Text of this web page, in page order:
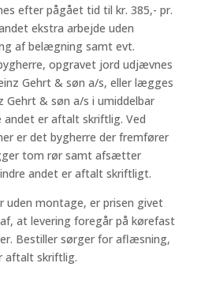
efter pågået tid til kr. 385,- pr.
ekstra arbejde uden
af belægning samt evt.
opgravet jord udjævnes
Gehrt & søn a/s, eller lægges
Gehrt & søn a/s i umiddelbar
er aftalt skriftlig. Ved
er det bygherre der fremfører
tom rør samt afsætter
andet er aftalt skriftligt.
uden montage, er prisen givet
at levering foregår på kørefast
Bestiller sørger for aflæsning,
aftalt skriftlig.